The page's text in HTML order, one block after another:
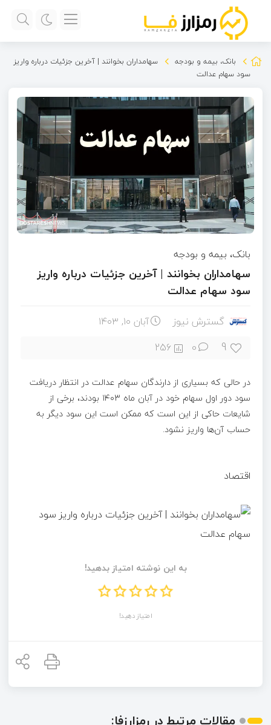
بانک، بیمه و بودجه
سهامداران بخوانند | آخرین جزئیات درباره واریز
سود سهام عدالت
بانک، بیمه و بودجه
سهامداران بخوانند | آخرین جزئیات درباره واریز
سود سهام عدالت
گسترش نیوز آبان ۱۰, ۱۴۰۳
9
0
256
در حالی که بسیاری از دارندگان سهام عدالت در انتظار دریافت
سود دور اول سهام خود در آبان ماه ۱۴۰۳ بودند، برخی از
شایعات حاکی از این است که ممکن است این سود دیگر به
حساب آن‌ها واریز نشود.
اقتصاد
به این نوشته امتیاز بدهید!
امتیاز دهید!
مقالات مرتبط در رمزارزفا: